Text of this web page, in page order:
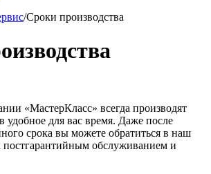
/Сроки производства
«МастерКласс» всегда производят
удобное для вас время. Даже после
срока вы можете обратиться в наш
постгарантийным обслуживанием и